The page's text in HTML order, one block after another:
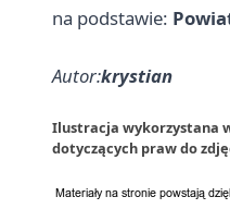
na podstawie:
Autor:krystian
Ilustracja wykorzystana
dotyczących praw do